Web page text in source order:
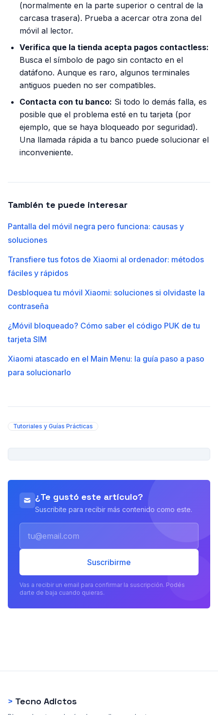
(normalmente en la parte superior o central de la
carcasa trasera). Prueba a acercar otra zona del
móvil al lector.
Verifica que la tienda acepta pagos contactless:
Busca el símbolo de pago sin contacto en el
datáfono. Aunque es raro, algunos terminales
antiguos pueden no ser compatibles.
Contacta con tu banco: Si todo lo demás falla, es
posible que el problema esté en tu tarjeta (por
ejemplo, que se haya bloqueado por seguridad).
Una llamada rápida a tu banco puede solucionar el
inconveniente.
También te puede interesar
Pantalla del móvil negra pero funciona: causas y
soluciones
Transfiere tus fotos de Xiaomi al ordenador: métodos
fáciles y rápidos
Desbloquea tu móvil Xiaomi: soluciones si olvidaste la
contraseña
¿Móvil bloqueado? Cómo saber el código PUK de tu
tarjeta SIM
Xiaomi atascado en el Main Menu: la guía paso a paso
para solucionarlo
Tutoriales y Guías Prácticas
¿Te gustó este artículo?
Suscribite para recibir más contenido como este.
Suscribirme
Vas a recibir un email para confirmar la suscripción. Podés
darte de baja cuando quieras.
> Tecno Adictos